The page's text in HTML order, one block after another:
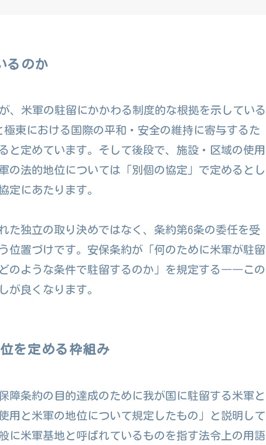
るのか
、米軍の駐留にかかわる制度的な根拠を示している
東における国際の平和・安全の維持に寄与するた
と定めています。そして後段で、施設・区域の使用
の法的地位については「別個の協定」で定めるとし
定にあたります。
た独立の取り決めではなく、条約第6条の委任を受
位置づけです。安保条約が「何のために米軍が駐留
のような条件で駐留するのか」を規定する――この
が良くなります。
を定める枠組み
障条約の目的達成のために我が国に駐留する米軍と
用と米軍の地位について規定したもの」と説明して
に米軍基地と呼ばれているものを指す法令上の用語